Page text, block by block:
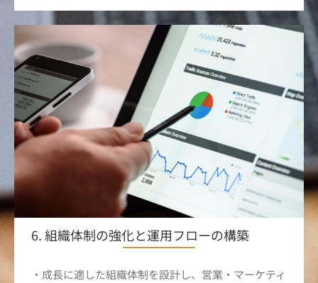
6. 組織体制の強化と運用フローの構築
・成長に適した組織体制を設計し、営業・マーケティ